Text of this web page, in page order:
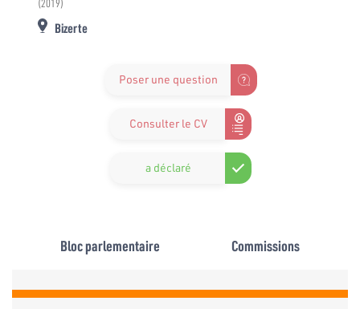
(2019)
Bizerte
Poser une question
Consulter le CV
a déclaré
Bloc parlementaire Commissions